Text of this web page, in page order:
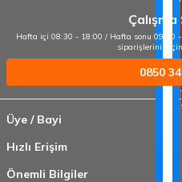
Hafta içi 08:30 - 18:00 / Hafta sonu 09:00
siparişleriniz
0850
Üye / Bayi
Hızlı Erişim
Önemli Bilgiler